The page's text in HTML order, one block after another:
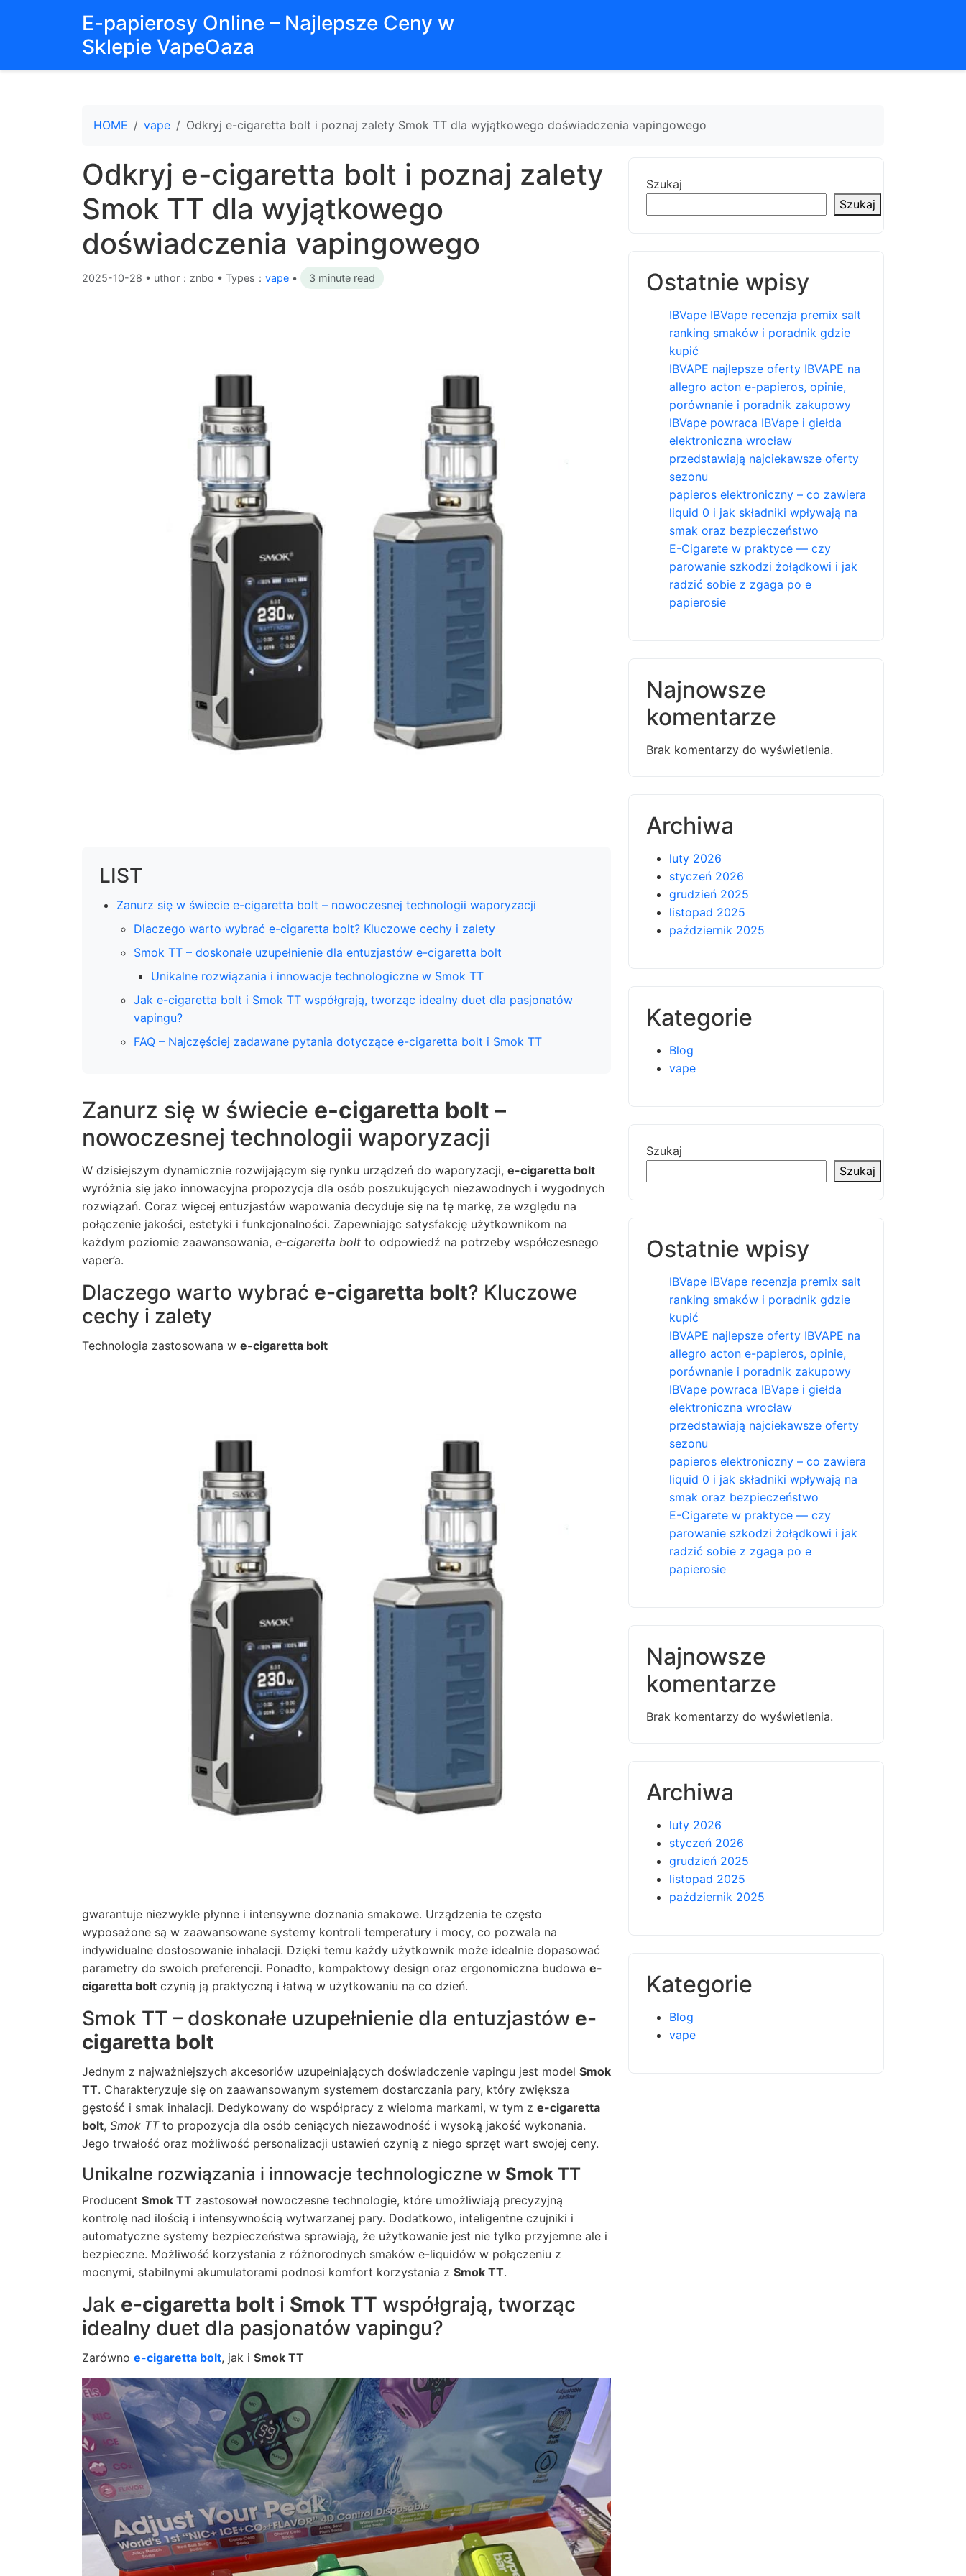
E-papierosy Online – Najlepsze Ceny w
Sklepie VapeOaza
HOME vape Odkryj e-cigaretta bolt i poznaj zalety Smok TT dla wyjątkowego doświadczenia vapingowego
Odkryj e-cigaretta bolt i poznaj zalety
Smok TT dla wyjątkowego
doświadczenia vapingowego
2025-10-28 • uthor：znbo • Types： vape • 3 minute read
LIST
Zanurz się w świecie e-cigaretta bolt – nowoczesnej technologii waporyzacji
Dlaczego warto wybrać e-cigaretta bolt? Kluczowe cechy i zalety
Smok TT – doskonałe uzupełnienie dla entuzjastów e-cigaretta bolt
Unikalne rozwiązania i innowacje technologiczne w Smok TT
Jak e-cigaretta bolt i Smok TT współgrają, tworząc idealny duet dla pasjonatów
vapingu?
FAQ – Najczęściej zadawane pytania dotyczące e-cigaretta bolt i Smok TT
Zanurz się w świecie e-cigaretta bolt –
nowoczesnej technologii waporyzacji
W dzisiejszym dynamicznie rozwijającym się rynku urządzeń do waporyzacji, e-cigaretta bolt
wyróżnia się jako innowacyjna propozycja dla osób poszukujących niezawodnych i wygodnych
rozwiązań. Coraz więcej entuzjastów wapowania decyduje się na tę markę, ze względu na
połączenie jakości, estetyki i funkcjonalności. Zapewniając satysfakcję użytkownikom na
każdym poziomie zaawansowania, e-cigaretta bolt to odpowiedź na potrzeby współczesnego
vaper’a.
Dlaczego warto wybrać e-cigaretta bolt? Kluczowe
cechy i zalety
Technologia zastosowana w e-cigaretta bolt
gwarantuje niezwykle płynne i intensywne doznania smakowe. Urządzenia te często
wyposażone są w zaawansowane systemy kontroli temperatury i mocy, co pozwala na
indywidualne dostosowanie inhalacji. Dzięki temu każdy użytkownik może idealnie dopasować
parametry do swoich preferencji. Ponadto, kompaktowy design oraz ergonomiczna budowa e-
cigaretta bolt czynią ją praktyczną i łatwą w użytkowaniu na co dzień.
Smok TT – doskonałe uzupełnienie dla entuzjastów e-
cigaretta bolt
Jednym z najważniejszych akcesoriów uzupełniających doświadczenie vapingu jest model Smok
TT. Charakteryzuje się on zaawansowanym systemem dostarczania pary, który zwiększa
gęstość i smak inhalacji. Dedykowany do współpracy z wieloma markami, w tym z e-cigaretta
bolt, Smok TTto propozycja dla osób ceniących niezawodność i wysoką jakość wykonania.
Jego trwałość oraz możliwość personalizacji ustawień czynią z niego sprzęt wart swojej ceny.
Unikalne rozwiązania i innowacje technologiczne w Smok TT
Producent Smok TT zastosował nowoczesne technologie, które umożliwiają precyzyjną
kontrolę nad ilością i intensywnością wytwarzanej pary. Dodatkowo, inteligentne czujniki i
automatyczne systemy bezpieczeństwa sprawiają, że użytkowanie jest nie tylko przyjemne ale i
bezpieczne. Możliwość korzystania z różnorodnych smaków e-liquidów w połączeniu z
mocnymi, stabilnymi akumulatorami podnosi komfort korzystania z Smok TT.
Jak e-cigaretta bolt i Smok TT współgrają, tworząc
idealny duet dla pasjonatów vapingu?
Zarówno e-cigaretta bolt, jak i Smok TT
Szukaj
Szukaj
Ostatnie wpisy
IBVape IBVape recenzja premix salt
ranking smaków i poradnik gdzie
kupić
IBVAPE najlepsze oferty IBVAPE na
allegro acton e-papieros, opinie,
porównanie i poradnik zakupowy
IBVape powraca IBVape i giełda
elektroniczna wrocław
przedstawiają najciekawsze oferty
sezonu
papieros elektroniczny – co zawiera
liquid 0 i jak składniki wpływają na
smak oraz bezpieczeństwo
E-Cigarete w praktyce — czy
parowanie szkodzi żołądkowi i jak
radzić sobie z zgaga po e
papierosie
Najnowsze
komentarze
Brak komentarzy do wyświetlenia.
Archiwa
luty 2026
styczeń 2026
grudzień 2025
listopad 2025
październik 2025
Kategorie
Blog
vape
Szukaj
Szukaj
Ostatnie wpisy
IBVape IBVape recenzja premix salt
ranking smaków i poradnik gdzie
kupić
IBVAPE najlepsze oferty IBVAPE na
allegro acton e-papieros, opinie,
porównanie i poradnik zakupowy
IBVape powraca IBVape i giełda
elektroniczna wrocław
przedstawiają najciekawsze oferty
sezonu
papieros elektroniczny – co zawiera
liquid 0 i jak składniki wpływają na
smak oraz bezpieczeństwo
E-Cigarete w praktyce — czy
parowanie szkodzi żołądkowi i jak
radzić sobie z zgaga po e
papierosie
Najnowsze
komentarze
Brak komentarzy do wyświetlenia.
Archiwa
luty 2026
styczeń 2026
grudzień 2025
listopad 2025
październik 2025
Kategorie
Blog
vape